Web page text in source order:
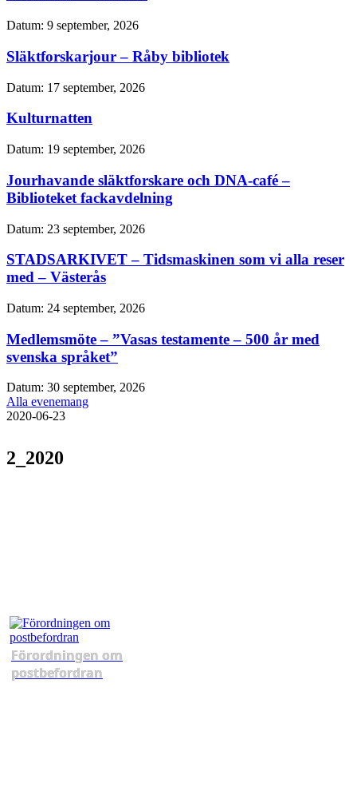
Datum: 9 september, 2026
Släktforskarjour – Råby bibliotek
Datum: 17 september, 2026
Kulturnatten
Datum: 19 september, 2026
Jourhavande släktforskare och DNA-café –
Biblioteket fackavdelning
Datum: 23 september, 2026
STADSARKIVET – Tidsmaskinen som vi alla reser
med – Västerås
Datum: 24 september, 2026
Medlemsmöte – ”Vasas testamente – 500 år med
svenska språket”
Datum: 30 september, 2026
Alla evenemang
2020-06-23
2_2020
Förordningen om
postbefordran